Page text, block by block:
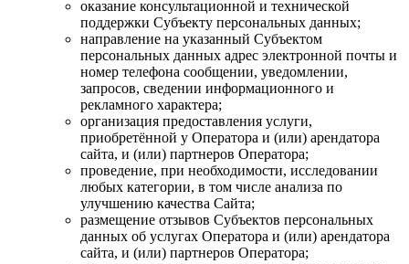
оказание консультационной и технической
поддержки Субъекту персональных данных;
направление на указанный Субъектом
персональных данных адрес электронной почты и
номер телефона сообщении, уведомлении,
запросов, сведении информационного и
рекламного характера;
организация предоставления услуги,
приобретённой у Оператора и (или) арендатора
сайта, и (или) партнеров Оператора;
проведение, при необходимости, исследовании
любых категории, в том числе анализа по
улучшению качества Сайта;
размещение отзывов Субъектов персональных
данных об услугах Оператора и (или) арендатора
сайта, и (или) партнеров Оператора;